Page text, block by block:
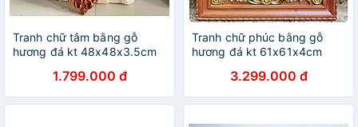
Tranh chữ tâm bằng gỗ
hương đá kt 48x48x3.5cm
1.799.000 đ
Tranh chữ phúc bằng gỗ
hương đá kt 61x61x4cm
3.299.000 đ